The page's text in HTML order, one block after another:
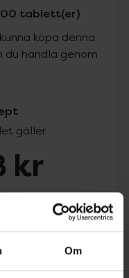
Om
tablett(er)
köpa denna
du handla genom
gäller
kr
kr